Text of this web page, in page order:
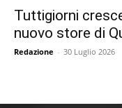
Tuttigiorni
nuovo store di
Redazione - 30 Luglio 2026